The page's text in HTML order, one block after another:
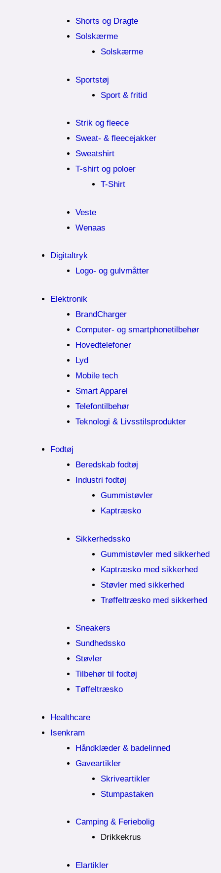
Shorts og Dragte
Solskærme
Solskærme
Sportstøj
Sport & fritid
Strik og fleece
Sweat- & fleecejakker
Sweatshirt
T-shirt og poloer
T-Shirt
Veste
Wenaas
Digitaltryk
Logo- og gulvmåtter
Elektronik
BrandCharger
Computer- og smartphonetilbehør
Hovedtelefoner
Lyd
Mobile tech
Smart Apparel
Telefontilbehør
Teknologi & Livsstilsprodukter
Fodtøj
Beredskab fodtøj
Industri fodtøj
Gummistøvler
Kaptræsko
Sikkerhedssko
Gummistøvler med sikkerhed
Kaptræsko med sikkerhed
Støvler med sikkerhed
Trøffeltræsko med sikkerhed
Sneakers
Sundhedssko
Støvler
Tilbehør til fodtøj
Tøffeltræsko
Healthcare
Isenkram
Håndklæder & badelinned
Gaveartikler
Skriveartikler
Stumpastaken
Camping & Feriebolig
Drikkekrus
Elartikler